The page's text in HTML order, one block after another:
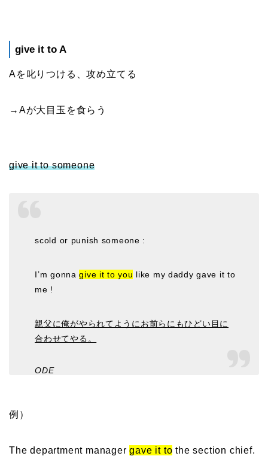
give it to A
Aを叱りつける、攻め立てる
→Aが大目玉を食らう
give it to someone
scold or punish someone :
I’m gonnagive it to you like my daddy gave it to
me !
親父に俺がやられてようにお前らにもひどい目に
合わせてやる。
ODE
例）
The department managergave it to the section chief.